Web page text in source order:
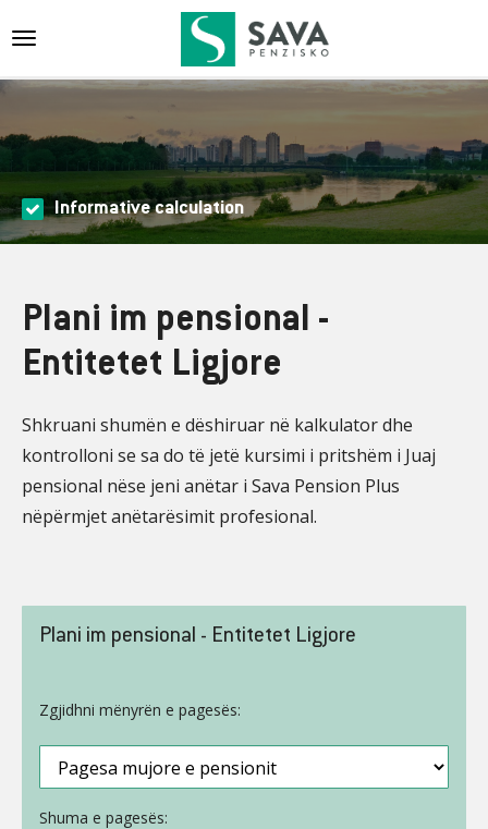
{{navigation}}
Informative calculation
Plani im pensional -
Entitetet Ligjore
Shkruani shumën e dëshiruar në kalkulator dhe
kontrolloni se sa do të jetë kursimi i pritshëm i Juaj
pensional nëse jeni anëtar i Sava Pension Plus
nëpërmjet anëtarësimit profesional.
Plani im pensional - Entitetet Ligjore
Zgjidhni mënyrën e pagesës:
Shuma e pagesës: